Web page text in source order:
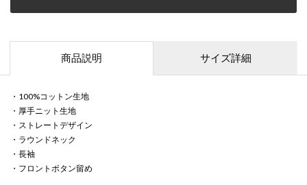
商品説明 サイズ詳細
・100%コットン生地
・厚手ニット生地
・ストレートデザイン
・ラウンドネック
・長袖
・フロントボタン留め